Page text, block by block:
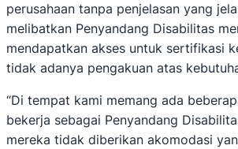
perusahaan tanpa penjelasan yang
melibatkan Penyandang Disabilitas
mendapatkan akses untuk sertifikasi
tidak adanya pengakuan atas
“Di tempat kami memang ada
bekerja sebagai Penyandang
mereka tidak diberikan akomodasi